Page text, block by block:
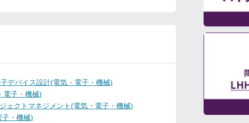
デバイス設計(電気・電子・機械)
電子・機械)
ェクトマネジメント(電気・電子・機械)
・機械)